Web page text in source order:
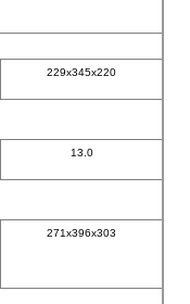
229x345x220
13.0
271x396x303